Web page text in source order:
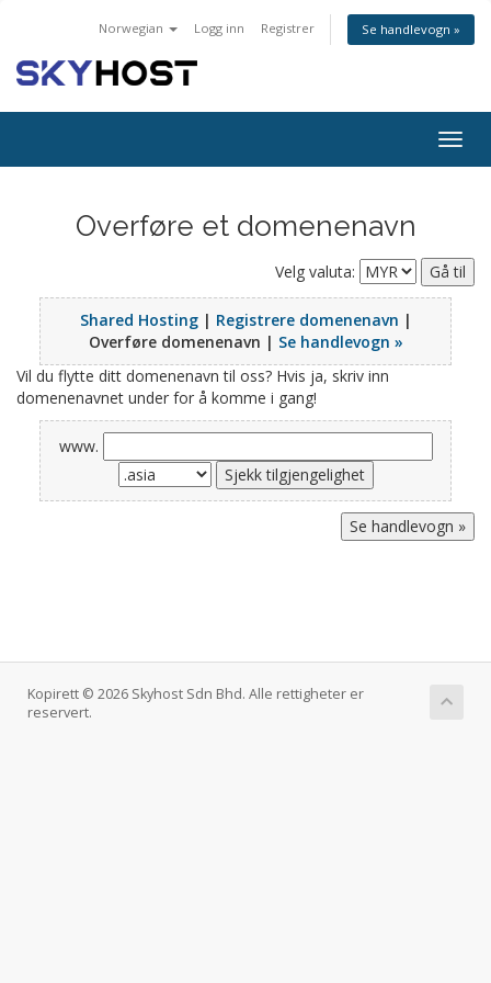
Norwegian Logg inn Registrer Se handlevogn »
Overføre et domenenavn
Velg valuta:
Shared Hosting| Registrere domenenavn |
Overføre domenenavn | Se handlevogn »
Vil du flytte ditt domenenavn til oss? Hvis ja, skriv inn
domenenavnet under for å komme i gang!
www.
Kopirett © 2026 Skyhost Sdn Bhd. Alle rettigheter er
reservert.